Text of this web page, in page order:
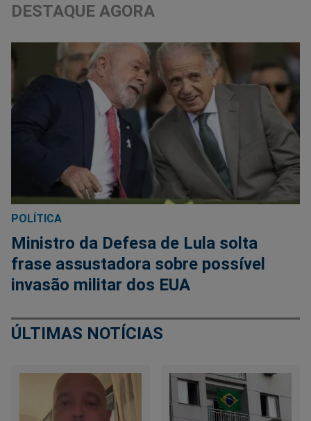
DESTAQUE AGORA
POLÍTICA
Ministro da Defesa de Lula solta
frase assustadora sobre possível
invasão militar dos EUA
ÚLTIMAS NOTÍCIAS